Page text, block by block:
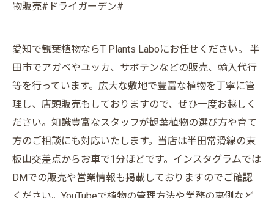
物販売#ドライガーデン#
愛知で観葉植物ならT Plants Laboにお任せください。 半
田市でアガベやユッカ、サボテンなどの販売、輸入代行
等を行っています。広大な敷地で豊富な植物を丁寧に管
理し、店頭販売もしておりますので、ぜひ一度お越しく
ださい。知識豊富なスタッフが観葉植物の選び方や育て
方のご相談にも対応いたします。当店は半田常滑線の東
板山交差点からお車で1分ほどです。インスタグラムでは
DMでの販売や営業情報も掲載しておりますのでご確認